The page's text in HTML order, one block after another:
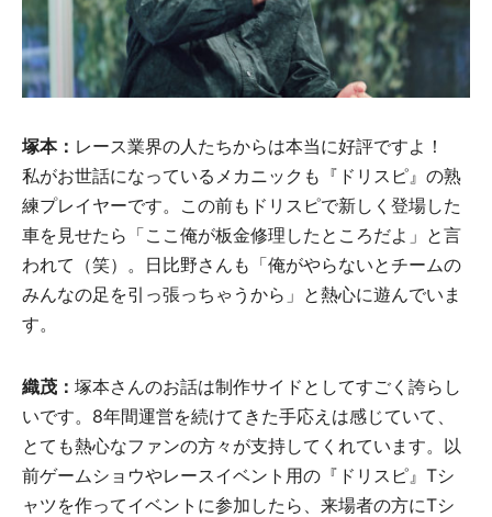
塚本： レース業界の人たちからは本当に好評ですよ！
私がお世話になっているメカニックも『ドリスピ』の熟
練プレイヤーです。この前もドリスピで新しく登場した
車を見せたら「ここ俺が板金修理したところだよ」と言
われて（笑）。日比野さんも「俺がやらないとチームの
みんなの足を引っ張っちゃうから」と熱心に遊んでいま
す。
織茂： 塚本さんのお話は制作サイドとしてすごく誇らし
いです。8年間運営を続けてきた手応えは感じていて、
とても熱心なファンの方々が支持してくれています。以
前ゲームショウやレースイベント用の『ドリスピ』Tシ
ャツを作ってイベントに参加したら、来場者の方にTシ